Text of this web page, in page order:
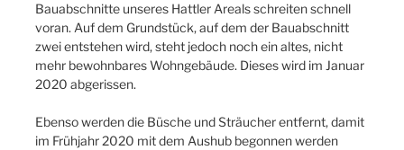
Bauabschnitte unseres Hattler Areals schreiten schnell
voran. Auf dem Grundstück, auf dem der Bauabschnitt
zwei entstehen wird, steht jedoch noch ein altes, nicht
mehr bewohnbares Wohngebäude. Dieses wird im Januar
2020 abgerissen.
Ebenso werden die Büsche und Sträucher entfernt, damit
im Frühjahr 2020 mit dem Aushub begonnen werden